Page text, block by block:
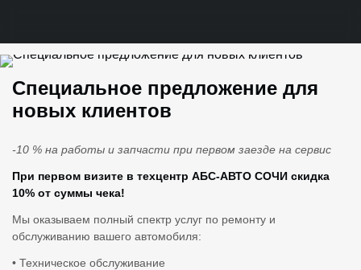
Специальное предложение для
новых клиентов
-10 % на работы и запчасти при первом заезде на сервис
При первом визите в техцентр АБС-АВТО СОЧИ скидка
10% от суммы чека!
Мы оказываем полный спектр услуг по ремонту и
обслуживанию вашего автомобиля:
• Техническое обслуживание